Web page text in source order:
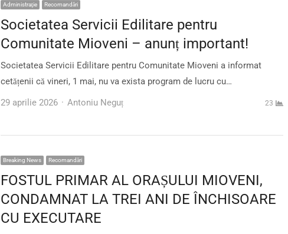
Administraţie Recomandări
Societatea Servicii Edilitare pentru
Comunitate Mioveni – anunț important!
Societatea Servicii Edilitare pentru Comunitate Mioveni a informat
cetățenii că vineri, 1 mai, nu va exista program de lucru cu…
29 aprilie 2026
Author
Antoniu Neguț 23
Breaking News Recomandări
FOSTUL PRIMAR AL ORAȘULUI MIOVENI,
CONDAMNAT LA TREI ANI DE ÎNCHISOARE
CU EXECUTARE